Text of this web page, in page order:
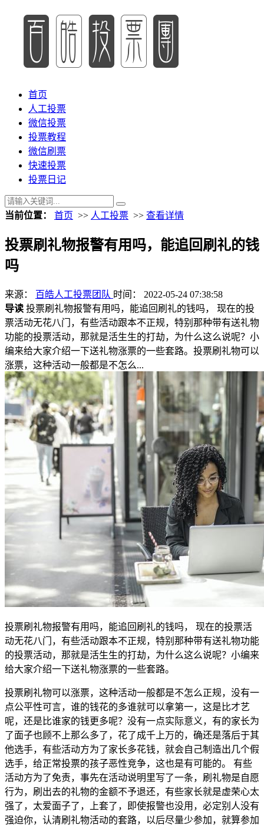
首页
人工投票
微信投票
投票教程
微信刷票
快速投票
投票日记
当前位置： 首页 >> 人工投票 >> 查看详情
投票刷礼物报警有用吗，能追回刷礼的钱
吗
来源： 百皓人工投票团队 时间： 2022-05-24 07:38:58
导读 投票刷礼物报警有用吗，能追回刷礼的钱吗， 现在的投
票活动无花八门，有些活动跟本不正规，特别那种带有送礼物
功能的投票活动，那就是活生生的打劫，为什么这么说呢？小
编来给大家介绍一下送礼物涨票的一些套路。投票刷礼物可以
涨票，这种活动一般都是不怎么...
投票刷礼物报警有用吗，能追回刷礼的钱吗， 现在的投票活
动无花八门，有些活动跟本不正规，特别那种带有送礼物功能
的投票活动，那就是活生生的打劫，为什么这么说呢？小编来
给大家介绍一下送礼物涨票的一些套路。
投票刷礼物可以涨票，这种活动一般都是不怎么正规，没有一
点公平性可言，谁的钱花的多谁就可以拿第一，这是比才艺
呢，还是比谁家的钱更多呢？没有一点实际意义，有的家长为
了面子也顾不上那么多了，花了成千上万的，确还是落后于其
他选手，有些活动方为了家长多花钱，就会自己制造出几个假
选手，给正常投票的孩子恶性竞争，这也是有可能的。 有些
活动方为了免责，事先在活动说明里写了一条，刷礼物是自愿
行为，刷出去的礼物的金额不予退还，有些家长就是虚荣心太
强了，太爱面子了，上套了，即使报警也没用，必定别人没有
强迫你，认清刷礼物活动的套路，以后尽量少参加，就算参加